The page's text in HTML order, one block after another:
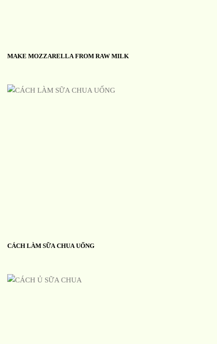
MAKE MOZZARELLA FROM RAW MILK
CÁCH LÀM SỮA CHUA UỐNG